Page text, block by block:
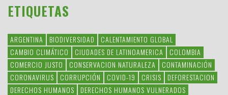
ETIQUETAS
ARGENTINA BIODIVERSIDAD
CALENTAMIENTO GLOBAL
CAMBIO CLIMÁTICO
CIUDADES DE LATINOAMERICA
COLOMBIA
COMERCIO JUSTO
CONSERVACION NATURALEZA
CONTAMINACIÓN
CORONAVIRUS
CORRUPCIÓN COVID-19 CRISIS
DEFORESTACION
DERECHOS HUMANOS
DERECHOS HUMANOS VULNERADOS